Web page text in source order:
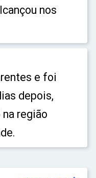
nos
e foi
depois,
região